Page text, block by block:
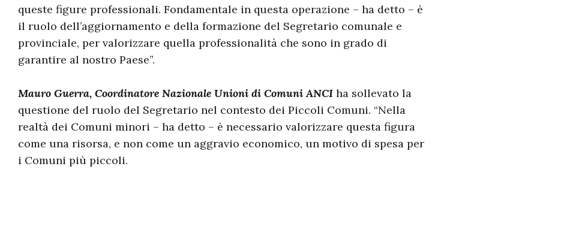
queste figure professionali. Fondamentale in questa operazione – ha detto – è
il ruolo dell’aggiornamento e della formazione del Segretario comunale e
provinciale, per valorizzare quella professionalità che sono in grado di
garantire al nostro Paese”.
Mauro Guerra, Coordinatore Nazionale Unioni di Comuni ANCI ha sollevato la
questione del ruolo del Segretario nel contesto dei Piccoli Comuni. “Nella
realtà dei Comuni minori – ha detto – è necessario valorizzare questa figura
come una risorsa, e non come un aggravio economico, un motivo di spesa per
i Comuni più piccoli.